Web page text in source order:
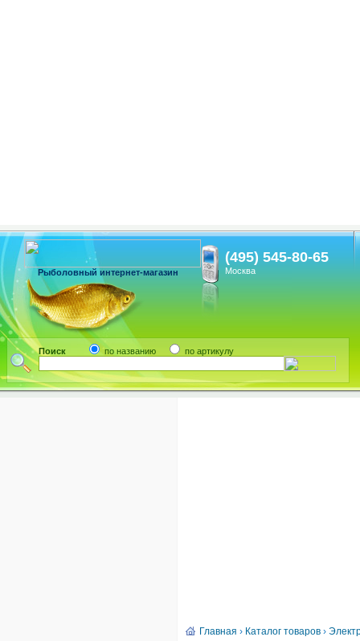
(495) 545-80-65
Москва
Рыболовный интернет-магазин
Поиск по названию по артикулу
Главная › Каталог товаров ›